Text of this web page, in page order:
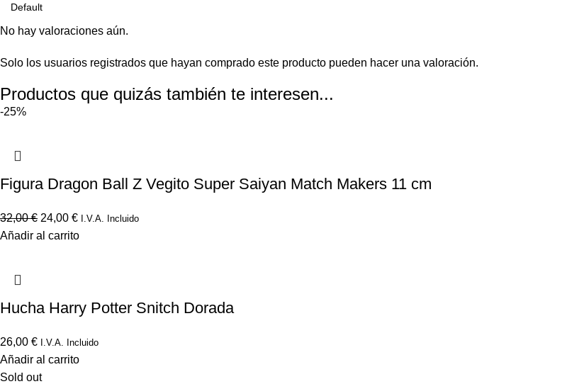
No hay valoraciones aún.
Solo los usuarios registrados que hayan comprado este producto pueden hacer una valoración.
Productos que quizás también te interesen...
-25%
Figura Dragon Ball Z Vegito Super Saiyan Match Makers 11 cm
32,00€ 24,00 € I.V.A. Incluido
Añadir al carrito
Hucha Harry Potter Snitch Dorada
26,00 € I.V.A. Incluido
Añadir al carrito
Sold out